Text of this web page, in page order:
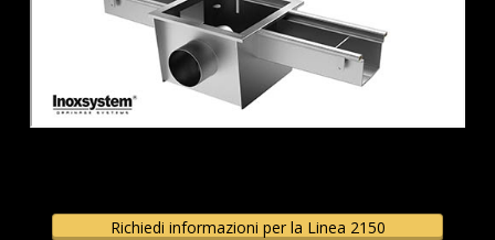
Richiedi informazioni per la Linea 2150